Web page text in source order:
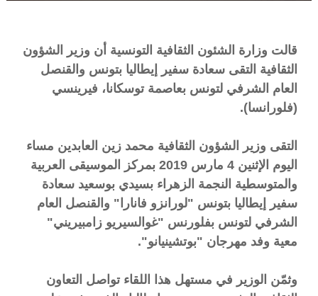
قالت وزارة الشئون الثقافية التونسية أن وزير الشؤون
الثقافية التقى سعادة سفير إيطاليا بتونس والقنصل
العام الشرفي لتونس بعاصمة توسكانا، فيرينسي
(فلورانسا).
التقى وزير الشؤون الثقافية محمد زين العابدين مساء
اليوم الإثنين 4 مارس 20
19 بمركز الموسيقى العربية
والمتوسطية النجمة الزهراء بسيدي بوسعيد سعادة
سفير إيطاليا بتونس "لورانزو فانارا" والقنصل العام
الشرفي لتونس بفلورنس "غوالسيريو زامبيريني"
معية وفد مهرجان "بوتشينيانو".
وثمّن الوزير في مستهل هذا اللقاء تواصل التعاون